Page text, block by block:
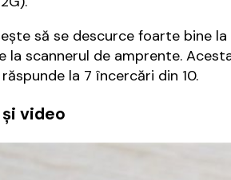
să se descurce foarte bine
la scannerul de amprente.
la 7 încercări din 10.
video